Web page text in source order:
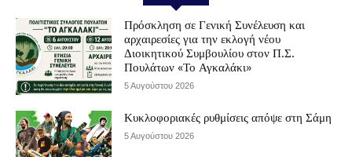
Πρόσκληση σε Γενική Συνέλευση και
αρχαιρεσίες για την εκλογή νέου
Διοικητικού Συμβουλίου στον Π.Σ.
Πουλάτων «Το Αγκαλάκι»
5 Αυγούστου 2026
Κυκλοφοριακές ρυθμίσεις απόψε στη Σάμη
5 Αυγούστου 2026